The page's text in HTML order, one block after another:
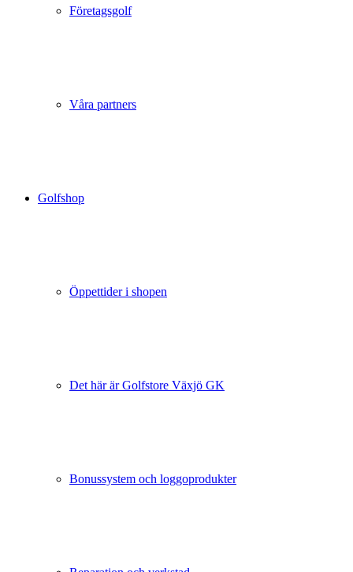
Företagsgolf
Våra partners
Golfshop
Öppettider i shopen
Det här är Golfstore Växjö GK
Bonussystem och loggoprodukter